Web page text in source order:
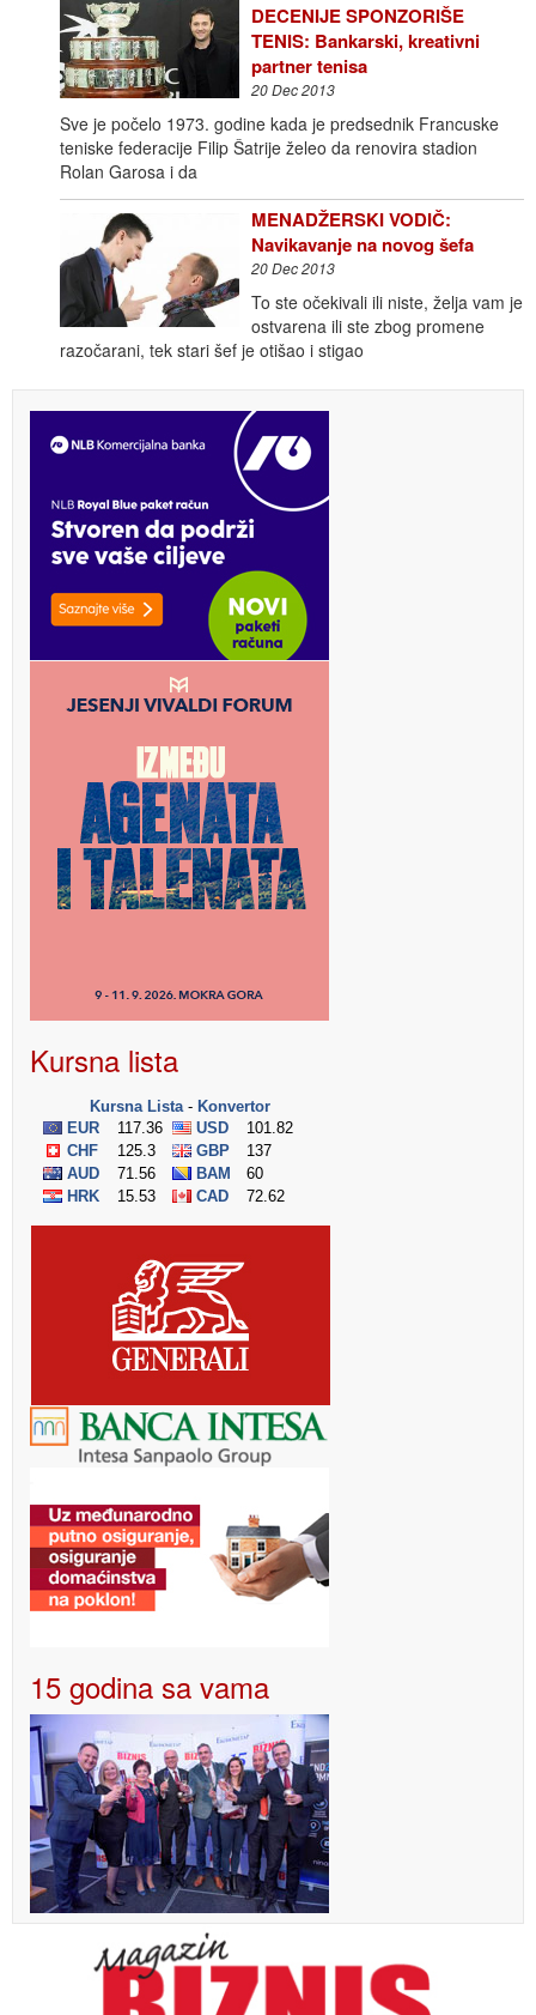
DECENIJE SPONZORIŠE
TENIS: Bankarski, kreativni
partner tenisa
20 Dec 2013
Sve je počelo 1973. godine kada je predsednik Francuske
teniske federacije Filip Šatrije želeo da renovira stadion
Rolan Garosa i da
MENADŽERSKI VODIČ:
Navikavanje na novog šefa
20 Dec 2013
To ste očekivali ili niste, želja vam je
ostvarena ili ste zbog promene
razočarani, tek stari šef je otišao i stigao
Kursna lista
15 godina sa vama